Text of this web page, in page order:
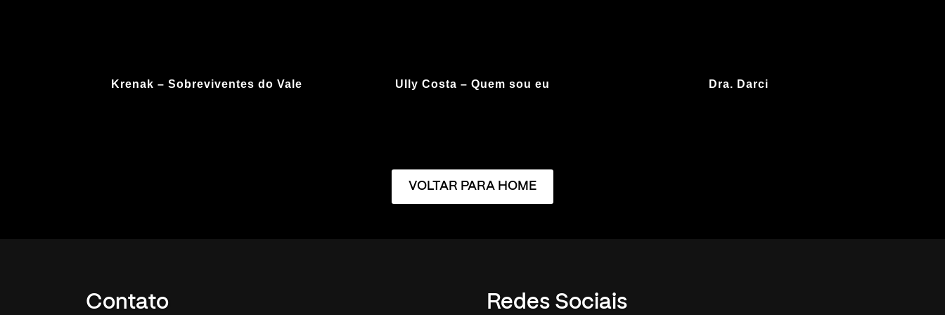
Krenak – Sobreviventes do Vale Ully Costa – Quem sou eu Dra. Darci
VOLTAR PARA HOME
Contato Redes Sociais